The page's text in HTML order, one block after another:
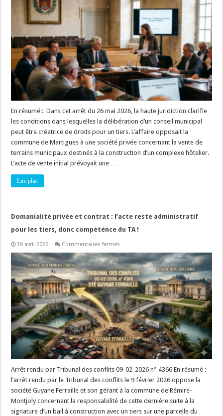
domaine
responsabilité
commune
:
quand
une
délibération
municipale
crée-
t-
elle
des
droits
?
Clarification
Conseil
d’État.
En résumé : Dans cet arrêt du 26 mai 2026, la haute juridiction clarifie
les conditions dans lesquelles la délibération d’un conseil municipal
peut être créatrice de droits pour un tiers. L’affaire opposait la
commune de Martigues à une société privée concernant la vente de
terrains municipaux destinés à la construction d’un complexe hôtelier.
L’acte de vente initial prévoyait une …
Lire plus
Domanialité privée et contrat : l’acte reste administratif
pour les tiers, donc compéténce du TA !
30 avril 2026 Commentaires fermés
privée
et
contrat
:
l’acte
reste
administratif
pour
les
tiers,
donc
compéténce
du
TA
!
Arrêt rendu par Tribunal des conflits 09-02-2026 n° 4366 En résumé :
l’arrêt rendu par le Tribunal des conflits le 9 février 2026 oppose la
société Guyane Ferraille et son gérant à la commune de Rémire-
Montjoly concernant la responsabilité de cette dernière suite à la
signature d’un bail à construction avec un tiers sur une parcelle du